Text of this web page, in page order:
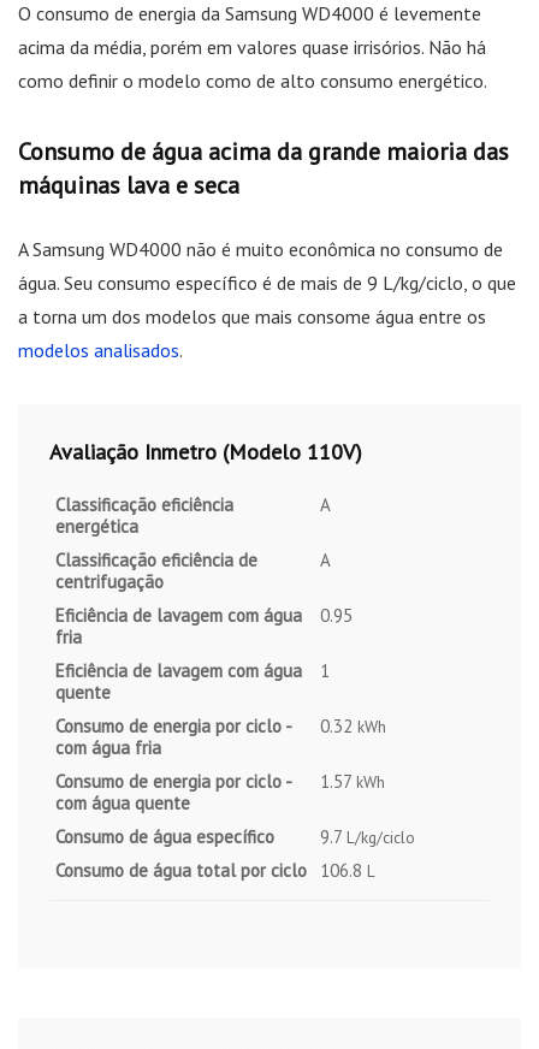
O consumo de energia da Samsung WD4000 é levemente
acima da média, porém em valores quase irrisórios. Não há
como definir o modelo como de alto consumo energético.
Consumo de água acima da grande maioria das
máquinas lava e seca
A Samsung WD4000 não é muito econômica no consumo de
água. Seu consumo específico é de mais de 9 L/kg/ciclo, o que
a torna um dos modelos que mais consome água entre os
modelos analisados.
Avaliação Inmetro (Modelo 110V)
Classificação eficiência
energética
A
Classificação eficiência de
centrifugação
A
Eficiência de lavagem com água
fria
0.95
Eficiência de lavagem com água
quente
1
Consumo de energia por ciclo -
com água fria
0.32 kWh
Consumo de energia por ciclo -
com água quente
1.57 kWh
Consumo de água específico 9.7 L/kg/ciclo
Consumo de água total por ciclo 106.8 L